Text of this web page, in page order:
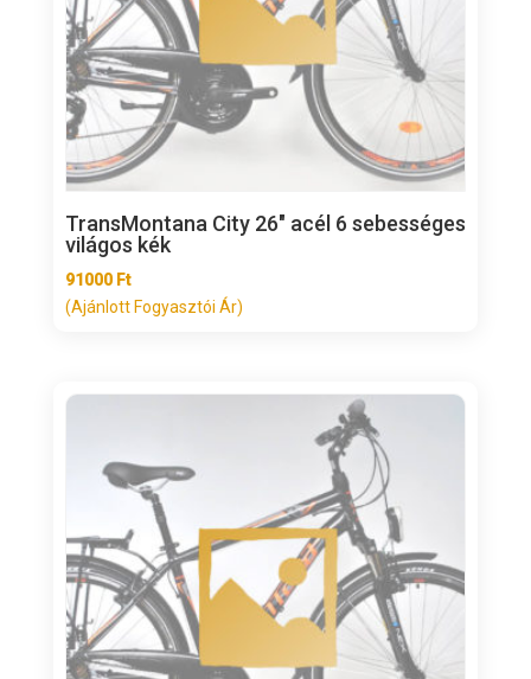
TransMontana City 26″ acél 6 sebességes
világos kék
91000 Ft
(Ajánlott Fogyasztói Ár)